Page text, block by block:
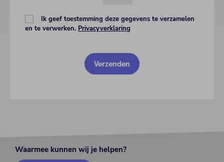
Ik geef toestemming deze gegevens te verzamelen
en te verwerken. Privacyverklaring
Waarmee kunnen wij je helpen?